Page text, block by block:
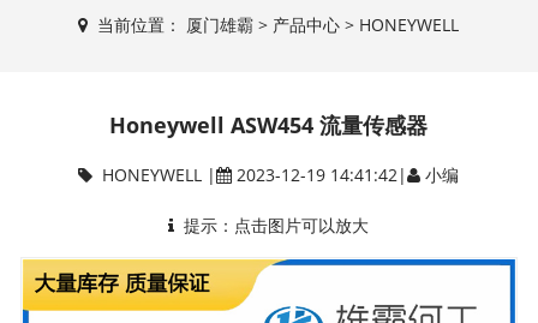
当前位置： 厦门雄霸 > 产品中心 > HONEYWELL
Honeywell ASW454 流量传感器
HONEYWELL | 2023-12-19 14:41:42| 小编
提示：点击图片可以放大